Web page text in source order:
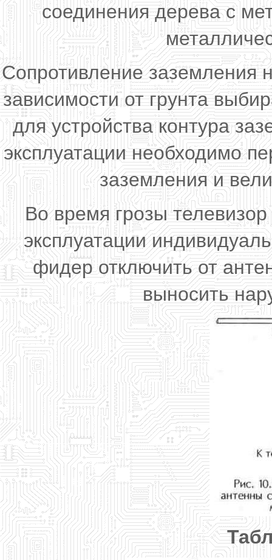
соединения дерева с
Сопротивление
зависимости от грунта
для устройства контура
эксплуатации необходимо
заземления и
Во время грозы
эксплуатации
фидер отключить от
выносить